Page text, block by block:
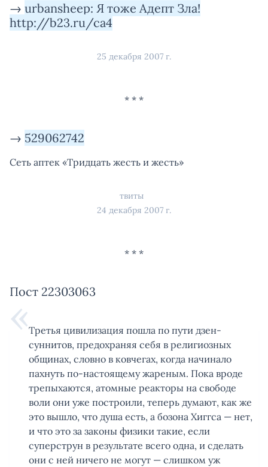
→ urbansheep: Я тоже Адепт Зла!
http://b23.ru/ca4
25 декабря 2007 г.
→ 529062742
Сеть аптек «Тридцать жесть и жесть»
твиты
24 декабря 2007 г.
Пост 22303063
Третья цивилизация пошла по пути дзен-
суннитов, предохраняя себя в религиозных
общинах, словно в ковчегах, когда начинало
пахнуть по-настоящему жареным. Пока вроде
трепыхаются, атомные реакторы на свободе
воли они уже построили, теперь думают, как же
это вышло, что душа есть, а бозона Хиггса — нет,
и что это за законы физики такие, если
суперструн в результате всего одна, и сделать
они с ней ничего не могут — слишком уж